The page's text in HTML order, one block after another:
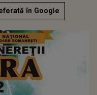
în Google